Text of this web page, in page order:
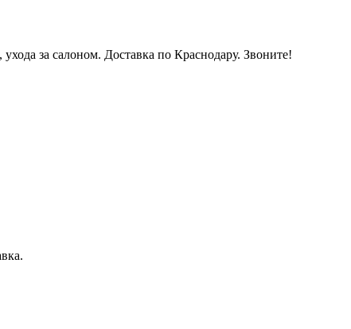
за салоном. Доставка по Краснодару. Звоните!